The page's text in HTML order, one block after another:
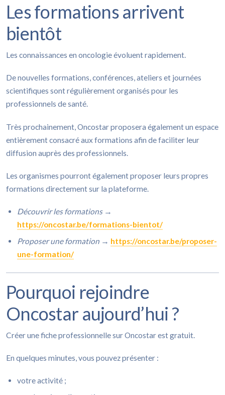
Les formations arrivent
bientôt
Les connaissances en oncologie évoluent rapidement.
De nouvelles formations, conférences, ateliers et journées
scientifiques sont régulièrement organisés pour les
professionnels de santé.
Très prochainement, Oncostar proposera également un espace
entièrement consacré aux formations afin de faciliter leur
diffusion auprès des professionnels.
Les organismes pourront également proposer leurs propres
formations directement sur la plateforme.
Découvrir les formations→
https://oncostar.be/formations-bientot/
Proposer une formation → https://oncostar.be/proposer-
une-formation/
Pourquoi rejoindre
Oncostar aujourd’hui ?
Créer une fiche professionnelle sur Oncostar est gratuit.
En quelques minutes, vous pouvez présenter :
votre activité ;